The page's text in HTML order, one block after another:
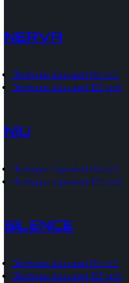
NERVA
Electriques équivalent 50 cm3
Electriques équivalent 125 cm3
NIU
Electriques équivalent 50 cm3
Electriques équivalent 125 cm3
SILENCE
Electriques équivalent 50 cm3
Electriques équivalent 125 cm3